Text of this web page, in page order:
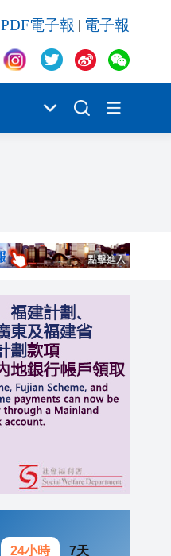
PDF電子報 電子報
24小時 7天